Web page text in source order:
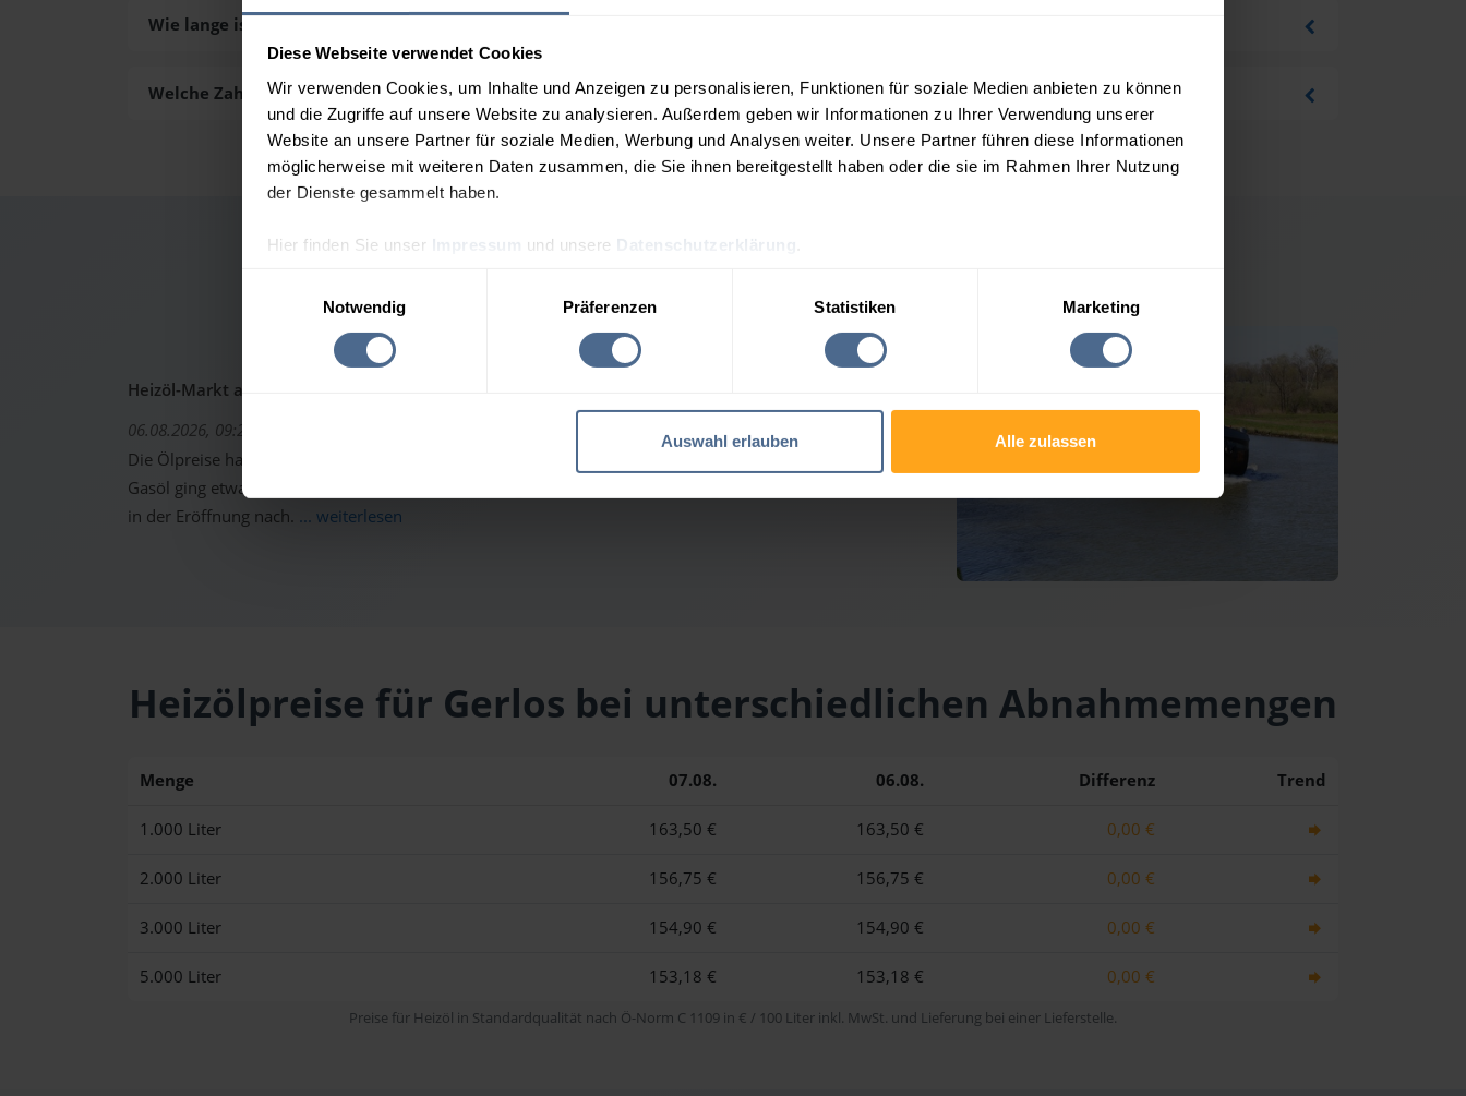
Diese Webseite verwendet Cookies
Wir verwenden Cookies, um Inhalte und Anzeigen zu personalisieren, Funktionen für soziale Medien anbieten zu können
und die Zugriffe auf unsere Website zu analysieren. Außerdem geben wir Informationen zu Ihrer Verwendung unserer
Website an unsere Partner für soziale Medien, Werbung und Analysen weiter. Unsere Partner führen diese Informationen
möglicherweise mit weiteren Daten zusammen, die Sie ihnen bereitgestellt haben oder die sie im Rahmen Ihrer Nutzung
der Dienste gesammelt haben.
Hier finden Sie unser Impressum und unsere Datenschutzerklärung
Notwendig
Präferenzen Statistiken Marketing
Auswahl erlauben Alle zulassen
Wie lange ist die Lieferzeit des Heizöls in Gerlos?
Welche Zahlungsarten gibt es?
Heizöl-Markt aktuell: Ölpreise erholen sich - Heizölpreise geben weiter nach
06.08.2026, 09:22 Uhr
Die Ölpreise haben sich gestern von den starken Verlusten der Vortage erholt. Rohöl tendierte seitwärts,
Gasöl ging etwas höher aus dem Handel. Trotzdem geben die Heizöl-Notierungen für Gerlos hierzulande
in der Eröffnung nach. ... weiterlesen
Heizölpreise für Gerlos bei unterschiedlichen Abnahmemengen
Menge 07.08. 06.08. Differenz Trend
1.000 Liter 163,50 € 163,50 € 0,00 €
2.000 Liter 156,75 € 156,75 € 0,00 €
3.000 Liter 154,90 € 154,90 € 0,00 €
5.000 Liter 153,18 € 153,18 € 0,00 €
Preise für Heizöl in Standardqualität nach Ö-Norm C 1109 in € / 100 Liter inkl. MwSt. und Lieferung bei einer Lieferstelle.